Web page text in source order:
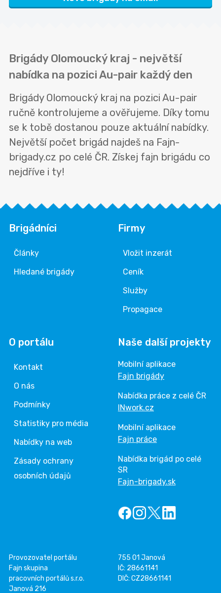
Brigády Olomoucký kraj - největší
nabídka na pozici Au-pair každý den
Brigády Olomoucký kraj na pozici Au-pair
ručně kontrolujeme a ověřujeme. Díky tomu
se k tobě dostanou pouze aktuální nabídky.
Největší počet brigád najdeš na Fajn-
brigady.cz po celé ČR. Získej fajn brigádu co
nejdříve i ty!
Brigádníci
Články
Hledané brigády
Firmy
Vložit inzerát
Ceník
Služby
Propagace
O portálu
Kontakt
O nás
Podmínky
Statistiky pro média
Nabídky na web
Zásady ochrany
osobních údajů
Naše další projekty
Mobilní aplikace
Fajn brigády
Nabídka práce z celé ČR
INwork.cz
Mobilní aplikace
Fajn práce
Nabídka brigád po celé
SR
Fajn-brigady.sk
Provozovatel portálu
Fajn skupina
pracovních portálů s.r.o.
Janová 216
755 01 Janová
IČ: 28661141
DIČ: CZ28661141